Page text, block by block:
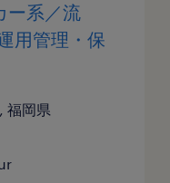
ー系／流
用管理・保
福岡県